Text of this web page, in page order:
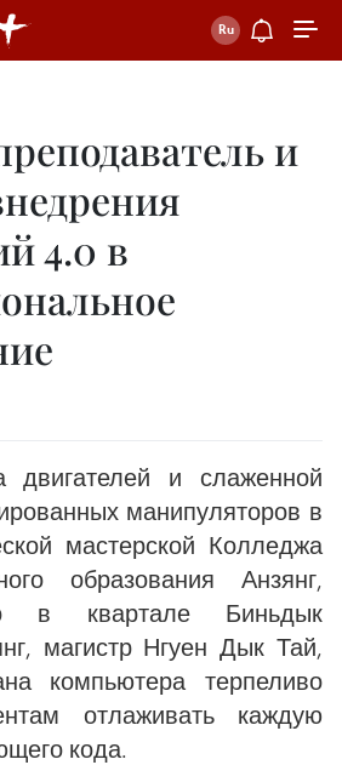
и
4.0 в
и слаженной
манипуляторов в
мастерской Колледжа
образования Анзянг,
в квартале Биньдык
магистр Нгуен Дык Тай,
компьютера терпеливо
отлаживать каждую
кода.